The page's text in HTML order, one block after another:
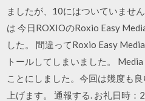
ましたが、10にはついていませ
は 今日ROXIOのRoxio Easy
した。 間違ってRoxio Easy
トールしてしまいました。
ことにしました。今回は幾度も
上げます。 通報する. お礼日時